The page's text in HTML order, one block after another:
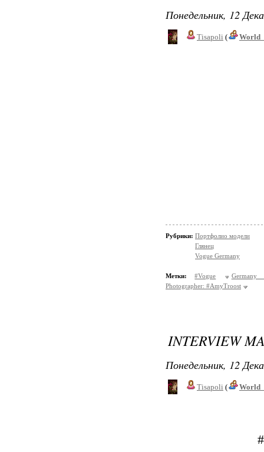
Понедельник, 12
Tisapoli (
Рубрики: Портфолио модели
Глянец
Vogue Germany
Метки: #Vogue
Germany
Photographer: #AmyTroost
INTERVIEW
Понедельник, 12
Tisapoli (